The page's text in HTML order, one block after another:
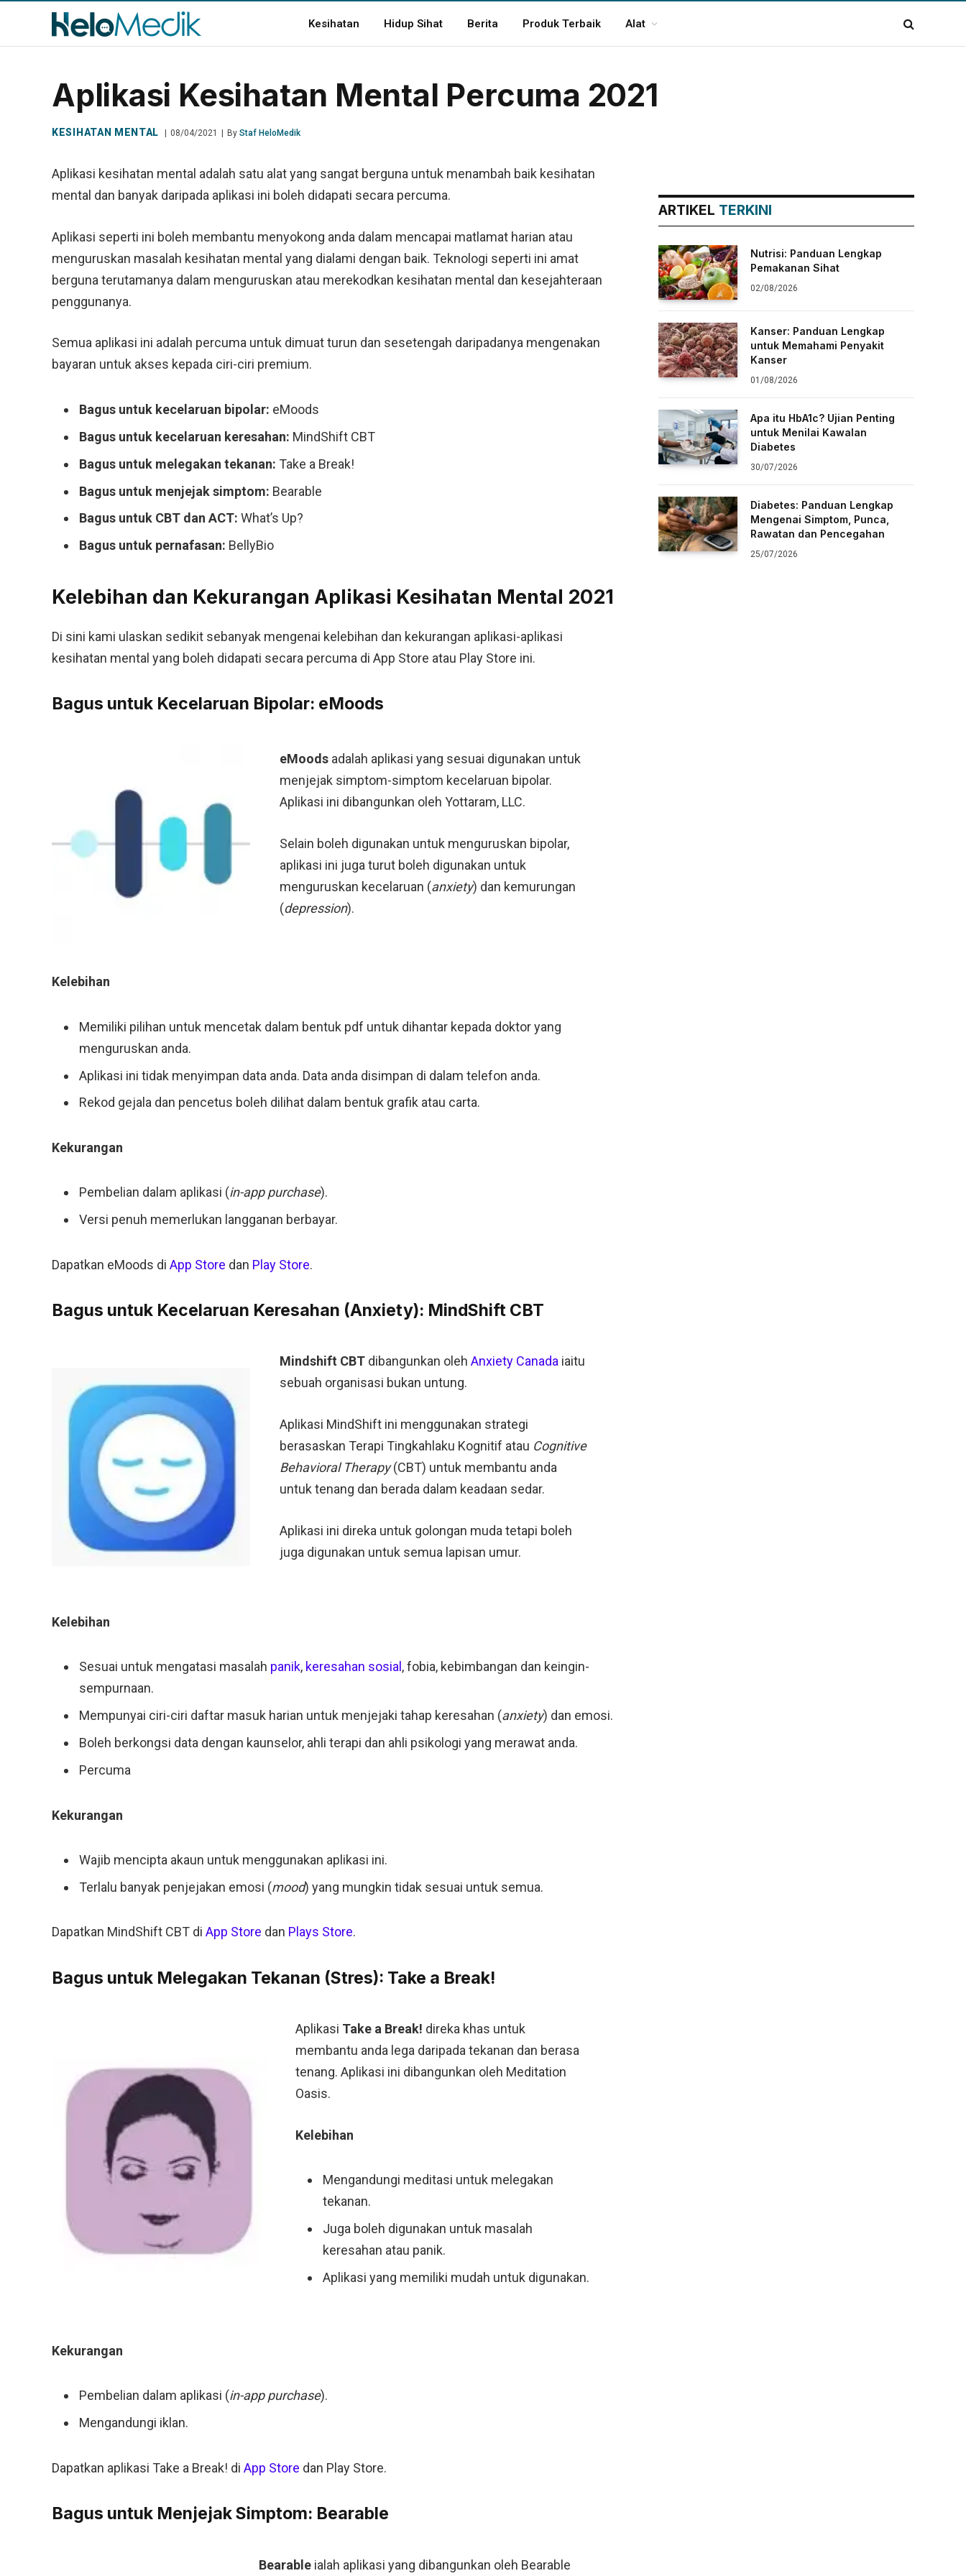
Kesihatan Hidup Sihat Berita Produk Terbaik Alat
Aplikasi Kesihatan Mental Percuma 2021
KESIHATAN MENTAL 08/04/2021 By Staf HeloMedik
Aplikasi kesihatan mental adalah satu alat yang sangat berguna untuk menambah baik kesihatan
mental dan banyak daripada aplikasi ini boleh didapati secara percuma.
Aplikasi seperti ini boleh membantu menyokong anda dalam mencapai matlamat harian atau
menguruskan masalah kesihatan mental yang dialami dengan baik. Teknologi seperti ini amat
berguna terutamanya dalam menguruskan atau merekodkan kesihatan mental dan kesejahteraan
penggunanya.
Semua aplikasi ini adalah percuma untuk dimuat turun dan sesetengah daripadanya mengenakan
bayaran untuk akses kepada ciri-ciri premium.
Bagus untuk kecelaruan bipolar: eMoods
Bagus untuk kecelaruan keresahan: MindShift CBT
Bagus untuk melegakan tekanan: Take a Break!
Bagus untuk menjejak simptom: Bearable
Bagus untuk CBT dan ACT: What’s Up?
Bagus untuk pernafasan: BellyBio
Kelebihan dan Kekurangan Aplikasi Kesihatan Mental 2021
Di sini kami ulaskan sedikit sebanyak mengenai kelebihan dan kekurangan aplikasi-aplikasi
kesihatan mental yang boleh didapati secara percuma di App Store atau Play Store ini.
Bagus untuk Kecelaruan Bipolar: eMoods
eMoodsadalah aplikasi yang sesuai digunakan untuk
menjejak simptom-simptom kecelaruan bipolar.
Aplikasi ini dibangunkan oleh Yottaram, LLC.
Selain boleh digunakan untuk menguruskan bipolar,
aplikasi ini juga turut boleh digunakan untuk
menguruskan kecelaruan (anxiety) dan kemurungan
(depression).
Kelebihan
Memiliki pilihan untuk mencetak dalam bentuk pdf untuk dihantar kepada doktor yang
menguruskan anda.
Aplikasi ini tidak menyimpan data anda. Data anda disimpan di dalam telefon anda.
Rekod gejala dan pencetus boleh dilihat dalam bentuk grafik atau carta.
Kekurangan
Pembelian dalam aplikasi (in-app purchase).
Versi penuh memerlukan langganan berbayar.
Dapatkan eMoods di App Store dan Play Store.
Bagus untuk Kecelaruan Keresahan (Anxiety): MindShift CBT
Mindshift CBTdibangunkan oleh Anxiety Canadaiaitu
sebuah organisasi bukan untung.
Aplikasi MindShift ini menggunakan strategi
berasaskan Terapi Tingkahlaku Kognitif atau Cognitive
Behavioral Therapy(CBT) untuk membantu anda
untuk tenang dan berada dalam keadaan sedar.
Aplikasi ini direka untuk golongan muda tetapi boleh
juga digunakan untuk semua lapisan umur.
Kelebihan
Sesuai untuk mengatasi masalah panik, keresahan sosial , fobia, kebimbangan dan keingin-
sempurnaan.
Mempunyai ciri-ciri daftar masuk harian untuk menjejaki tahap keresahan (anxiety) dan emosi.
Boleh berkongsi data dengan kaunselor, ahli terapi dan ahli psikologi yang merawat anda.
Percuma
Kekurangan
Wajib mencipta akaun untuk menggunakan aplikasi ini.
Terlalu banyak penjejakan emosi (mood) yang mungkin tidak sesuai untuk semua.
Dapatkan MindShift CBT di App Store dan Plays Store.
Bagus untuk Melegakan Tekanan (Stres): Take a Break!
Aplikasi Take a Break! direka khas untuk
membantu anda lega daripada tekanan dan berasa
tenang. Aplikasi ini dibangunkan oleh Meditation
Oasis.
Kelebihan
Mengandungi meditasi untuk melegakan
tekanan.
Juga boleh digunakan untuk masalah
keresahan atau panik.
Aplikasi yang memiliki mudah untuk digunakan.
Kekurangan
Pembelian dalam aplikasi (in-app purchase).
Mengandungi iklan.
Dapatkan aplikasi Take a Break! di App Store dan Play Store.
Bagus untuk Menjejak Simptom: Bearable
Bearableialah aplikasi yang dibangunkan oleh Bearable
ARTIKEL TERKINI
Nutrisi: Panduan Lengkap
Pemakanan Sihat
02/08/2026
Kanser: Panduan Lengkap
untuk Memahami Penyakit
Kanser
01/08/2026
Apa itu HbA1c? Ujian Penting
untuk Menilai Kawalan
Diabetes
30/07/2026
Diabetes: Panduan Lengkap
Mengenai Simptom, Punca,
Rawatan dan Pencegahan
25/07/2026